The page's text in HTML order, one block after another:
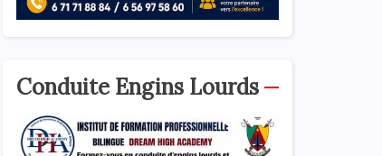
Conduite Engins Lourds